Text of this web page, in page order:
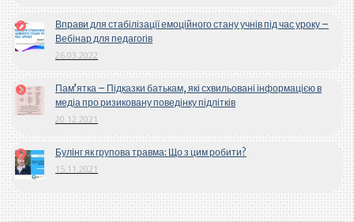
Вправи для стабілізації емоційного стану учнів під час уроку –
Вебінар для педагогів
26.03.2022
Пам’ятка – Підказки батькам, які схвильовані інформацією в
медіа про ризиковану поведінку підлітків
20.12.2021
Булінг як групова травма: Що з цим робити?
15.11.2021